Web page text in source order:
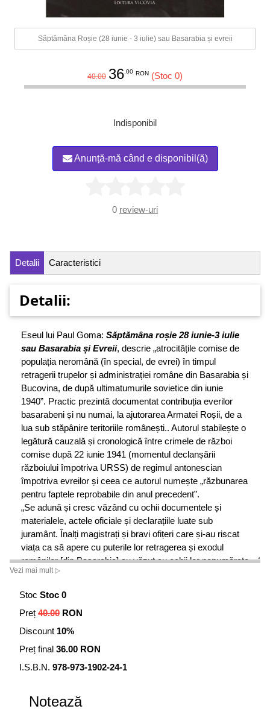
Săptămâna Roșie (28 iunie - 3 iulie) sau Basarabia și evreii
40.00 36.00 RON (Stoc 0)
Indisponibil
Anunță-mă când e disponibil(ă)
0 review-uri
Detalii Caracteristici
Detalii:
Eseul lui Paul Goma: Săptămâna roșie 28 iunie-3 iulie
sau Basarabia și Evreii, descrie „atrocitățile comise de
populația neromână (în special, de evrei) în timpul
retragerii trupelor și administrației române din Basarabia și
Bucovina, de după ultimatumurile sovietice din iunie
1940”. Practic prezintă documentat contribuția everilor
basarabeni și nu numai, la ajutorarea Armatei Roșii, de a
lua sub stăpânire teritoriile românești.. Autorul stabilește o
legătură cauzală și cronologică între crimele de război
comise după 22 iunie 1941 (momentul declanșării
războiului împotriva URSS) de regimul antonescian
împotriva evreilor și ceea ce autorul numește „răzbunarea
pentru faptele reprobabile din anul precedent”.
„Se adună și cresc văzând cu ochii documentele și
materialele, actele oficiale și declarațiile luate sub
juramânt. Înalți magistrați și bravi ofițeri care și-au riscat
viața ca să apere cu puterile lor retragerea și exodul
românilor [din Basarabia] au văzut cu ochii lor nenumărate
acte de sălbăticie, uciderea nevinovaților, lovituri cu pietre
fost comise de evreimea furioasă ale cărei valuri de ură s-
au dezlănțuit ca sub o comandă nevăzută. De ce atâta
ură? Așa ni se răsplătește bună-voința și toleranța
multe decenii și evreimea se razbună în ceasurile grele pe
care le trăim. Și de nicăiri o dezavuare, rupere vehementă
prostească față de musafiri Și jecmănitorii merită un
Vezi mai mult ▷
Stoc Stoc 0
Preț 40.00 RON
Discount 10%
Preț final 36.00 RON
I.S.B.N. 978-973-1902-24-1
Notează